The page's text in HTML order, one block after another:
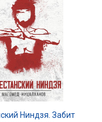
Ниндзя. Забит